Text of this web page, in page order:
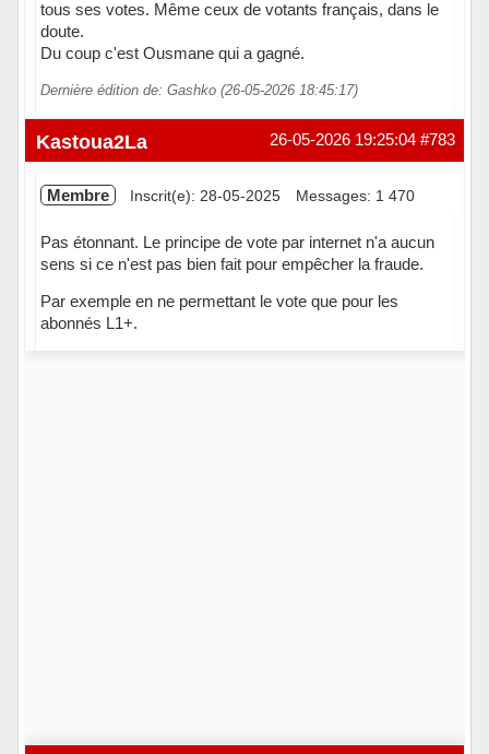
tous ses votes. Même ceux de votants français, dans le
doute.
Du coup c'est Ousmane qui a gagné.
Dernière édition de: Gashko (26-05-2026 18:45:17)
Hors ligne #783
26-05-2026 19:25:04
Kastoua2La
Membre Inscrit(e): 28-05-2025 Messages: 1 470
Pas étonnant. Le principe de vote par internet n'a aucun
sens si ce n'est pas bien fait pour empêcher la fraude.
Par exemple en ne permettant le vote que pour les
abonnés L1+.